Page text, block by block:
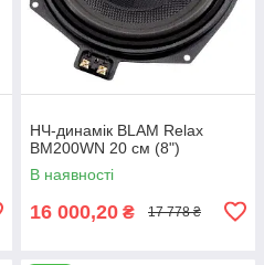
НЧ-динамік BLAM Relax
BM200WN 20 см (8")
В наявності
16 000,20 ₴ 17 778 ₴